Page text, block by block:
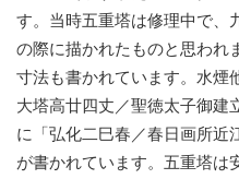
す。当時五重塔は修理中で、
の際に描かれたものと思われ
寸法も書かれています。水煙
大塔高廿四丈／聖徳太子御建
に「弘化二巳春／春日画所近
が書かれています。五重塔は